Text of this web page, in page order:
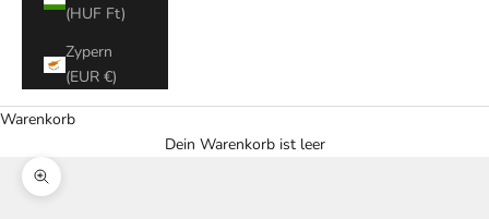
(HUF Ft)
Zypern
(EUR €)
Warenkorb
Dein Warenkorb ist leer
Bild vergrößern